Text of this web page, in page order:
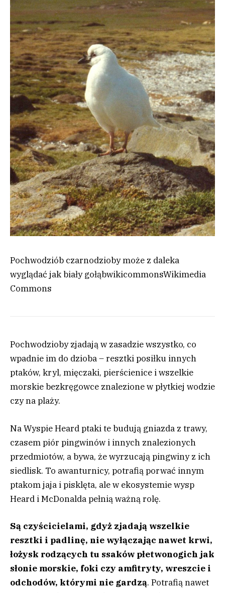
Pochwodziób czarnodzioby może z daleka
wyglądać jak biały gołąbwikicommonsWikimedia
Commons
Pochwodzioby zjadają w zasadzie wszystko, co
wpadnie im do dzioba – resztki posiłku innych
ptaków, kryl, mięczaki, pierścienice i wszelkie
morskie bezkręgowce znalezione w płytkiej wodzie
czy na plaży.
Na Wyspie Heard ptaki te budują gniazda z trawy,
czasem piór pingwinów i innych znalezionych
przedmiotów, a bywa, że wyrzucają pingwiny z ich
siedlisk. To awanturnicy, potrafią porwać innym
ptakom jaja i pisklęta, ale w ekosystemie wysp
Heard i McDonalda pełnią ważną rolę.
Są czyścicielami, gdyż zjadają wszelkie
resztki i padlinę, nie wyłączając nawet krwi,
łożysk rodzących tu ssaków płetwonogich jak
słonie morskie, foki czy amfitryty, wreszcie i
odchodów, którymi nie gardzą. Potrafią nawet